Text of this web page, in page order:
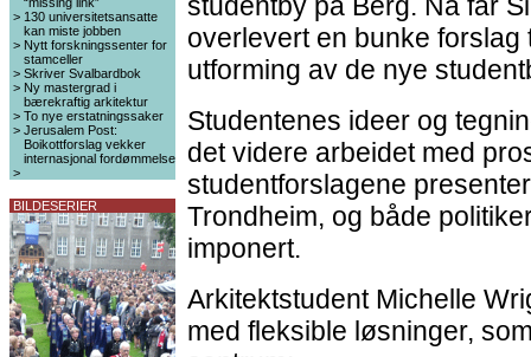
> 130 universitetsansatte
kan miste jobben
> Nytt forskningssenter for
stamceller
> Skriver Svalbardbok
> Ny mastergrad i
bærekraftig arkitektur
> To nye erstatningssaker
> Jerusalem Post:
Boikottforslag vekker
internasjonal fordømmelse
>
BILDESERIER
overlevert en bunke forslag
utforming av de nye
Studentenes ideer og
det videre arbeidet med
studentforslagene
Trondheim, og både
imponert.
Arkitektstudent Michelle
med fleksible løsninger,